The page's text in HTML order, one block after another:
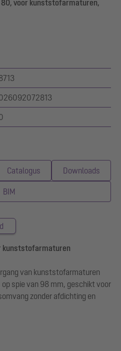
80, voor kunststofarmaturen,
Catalogus Downloads
BIM
kunststofarmaturen
van kunststofarmaturen
spie van 98 mm, geschikt voor
zonder afdichting en